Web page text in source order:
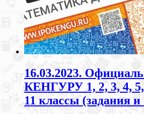
16.03.2023.
КЕНГУРУ 1, 2, 3, 4, 5,
11 классы (задания